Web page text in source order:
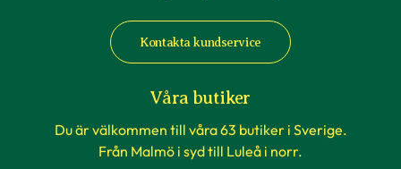
Kontakta kundservice
Våra butiker
Du är välkommen till våra 63 butiker i Sverige.
Från Malmö i syd till Luleå i norr.